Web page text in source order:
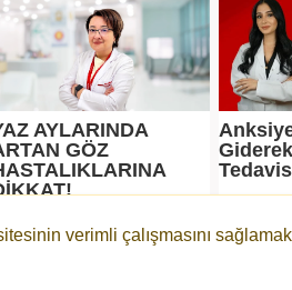
AYLARINDA
GÖZ
verimli çalışmasını